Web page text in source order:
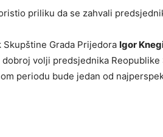
priliku da se zahvali
Skupštine Grada Prijedora Igor
dobroj volji predsjednika
periodu bude jedan od